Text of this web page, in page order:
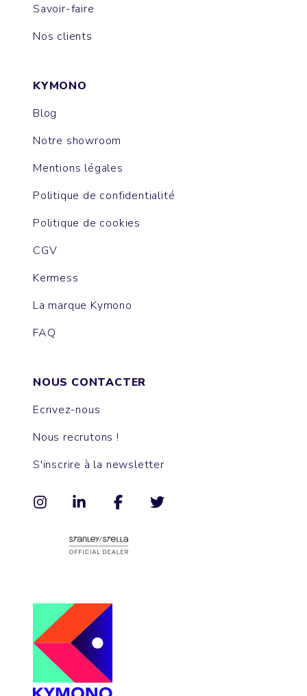
Savoir-faire
Nos clients
KYMONO
Blog
Notre showroom
Mentions légales
Politique de confidentialité
Politique de cookies
CGV
Kermess
La marque Kymono
FAQ
NOUS CONTACTER
Ecrivez-nous
Nous recrutons !
S'inscrire à la newsletter